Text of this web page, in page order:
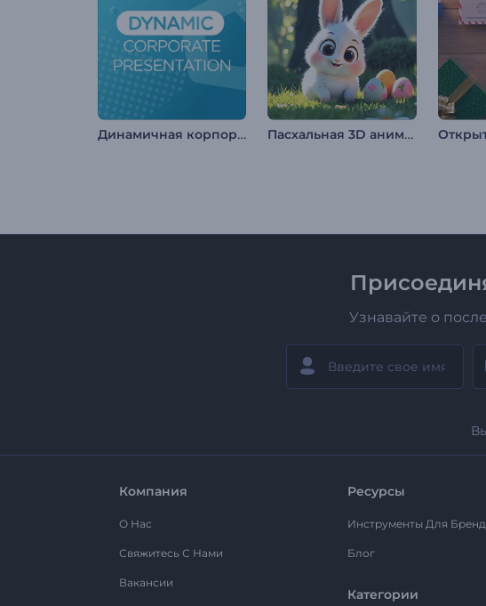
Динамичная корпоративная презентация Пасхальная 3D анимация
Узнавайте о
Компания
О Нас
Свяжитесь С Нами
Вакансии
Ресурсы
Инструменты Для
Блог
Категории